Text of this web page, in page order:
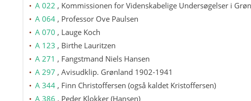
A 022 , Kommissionen for Videnskabelige Undersøgelser i
A 064 , Professor Ove Paulsen
A 070 , Lauge Koch
A 123 , Birthe Lauritzen
A 271 , Fangstmand Niels Hansen
A 297 , Avisudklip. Grønland 1902-1941
A 344 , Finn Christoffersen (også kaldet Kristoffersen)
A 386 , Peder Klokker (Hansen)